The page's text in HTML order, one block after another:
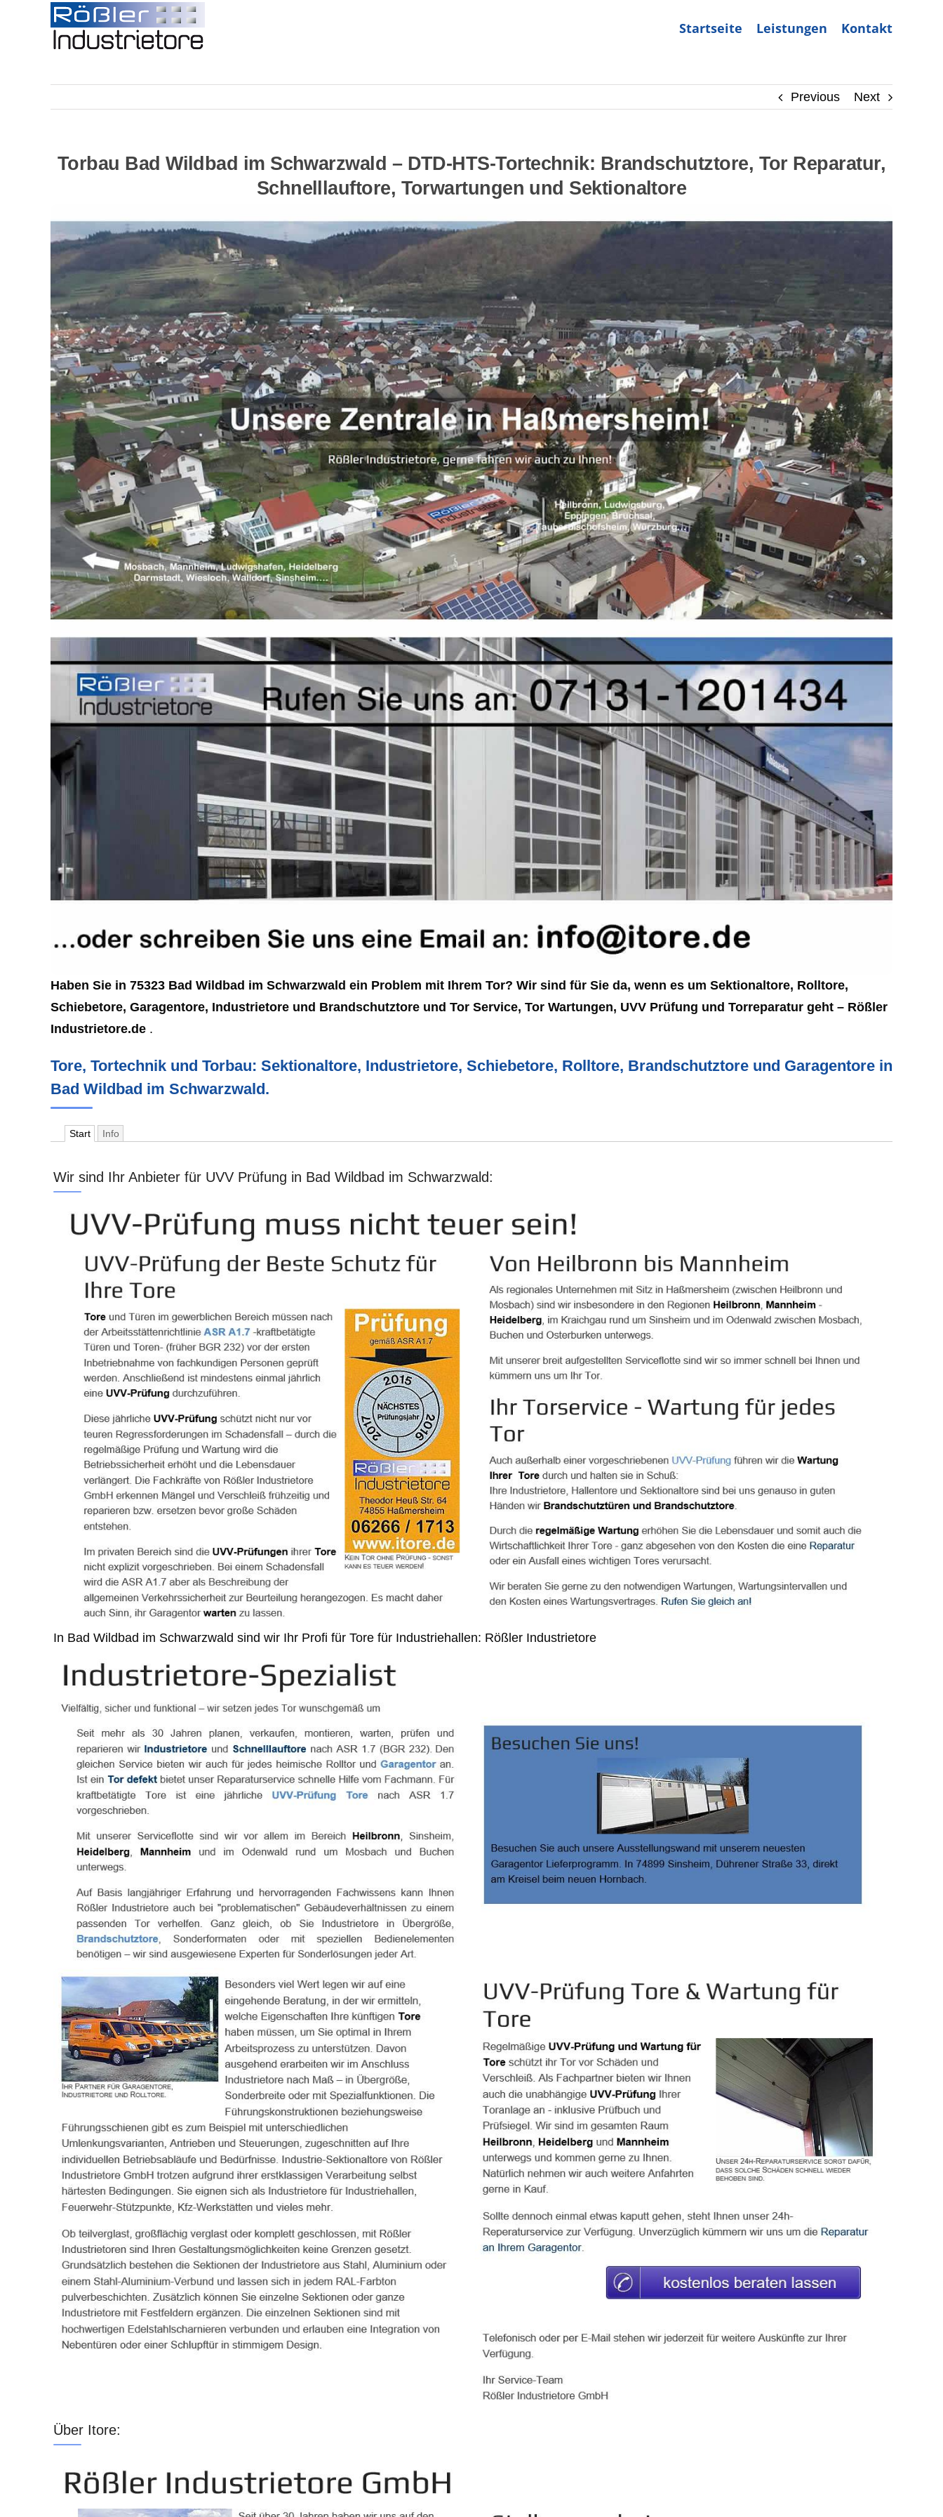
Startseite Leistungen Kontakt
Previous Next
Torbau Bad Wildbad im Schwarzwald – DTD-HTS-Tortechnik: Brandschutztore, Tor Reparatur,
Schnelllauftore, Torwartungen und Sektionaltore
Haben Sie in 75323 Bad Wildbad im Schwarzwald ein Problem mit Ihrem Tor? Wir sind für Sie da, wenn es um Sektionaltore, Rolltore,
Schiebetore, Garagentore, Industrietore und Brandschutztore und Tor Service, Tor Wartungen, UVV Prüfung und Torreparatur geht – Rößler
Industrietore.de .
Tore, Tortechnik und Torbau: Sektionaltore, Industrietore, Schiebetore, Rolltore, Brandschutztore und Garagentore in
Bad Wildbad im Schwarzwald.
Start Info
Wir sind Ihr Anbieter für UVV Prüfung in Bad Wildbad im Schwarzwald:
In Bad Wildbad im Schwarzwald sind wir Ihr Profi für Tore für Industriehallen: Rößler Industrietore
Über Itore: